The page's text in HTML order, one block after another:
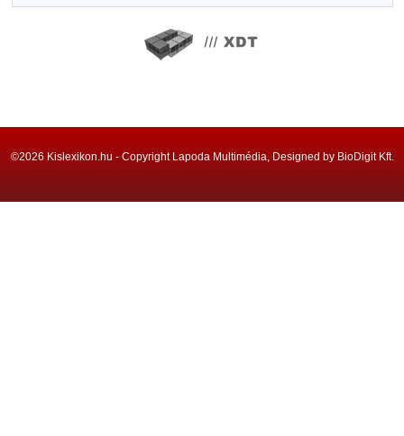
©2026 Kislexikon.hu - Copyright Lapoda Multimédia, Designed by BioDigit Kft.